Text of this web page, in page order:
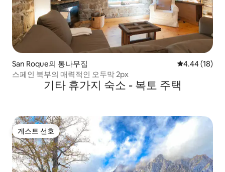
San Roque의 통나무집 평점 4.44점(5
4.44 (18)
스페인 북부의 매력적인 오두막 2px
기타 휴가지 숙소 - 복토 주택
게스트 선호
게스트 선호